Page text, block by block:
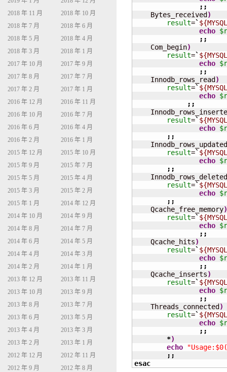
;;
    Bytes_received
)
result=`
echo
;;
    Com_begin
)
result=`
echo
;;
    Innodb_rows_read
)
result=`
echo
;;
result=`
echo
;;
    Innodb_rows_updated
result=`
echo
;;
    Innodb_rows_deleted
result=`
echo
;;
    Qcache_free_memory
)
result=`
echo
;;
    Qcache_hits
)
result=`
echo
;;
    Qcache_inserts
)
result=`
echo
;;
    Threads_connected
)
result=`
echo
;;
*)
echo
;;
esac
2018 年 11 月
2018 年 10 月
2018 年 7 月
2018 年 6 月
2018 年 5 月
2018 年 4 月
2018 年 3 月
2018 年 1 月
2017 年 10 月
2017 年 9 月
2017 年 8 月
2017 年 7 月
2017 年 2 月
2017 年 1 月
2016 年 12 月
2016 年 11 月
2016 年 10 月
2016 年 7 月
2016 年 6 月
2016 年 4 月
2016 年 2 月
2016 年 1 月
2015 年 12 月
2015 年 10 月
2015 年 9 月
2015 年 7 月
2015 年 5 月
2015 年 4 月
2015 年 3 月
2015 年 2 月
2015 年 1 月
2014 年 12 月
2014 年 10 月
2014 年 9 月
2014 年 8 月
2014 年 7 月
2014 年 6 月
2014 年 5 月
2014 年 4 月
2014 年 3 月
2014 年 2 月
2014 年 1 月
2013 年 12 月
2013 年 11 月
2013 年 10 月
2013 年 9 月
2013 年 8 月
2013 年 7 月
2013 年 6 月
2013 年 5 月
2013 年 4 月
2013 年 3 月
2013 年 2 月
2013 年 1 月
2012 年 12 月
2012 年 11 月
2012 年 9 月
2012 年 8 月